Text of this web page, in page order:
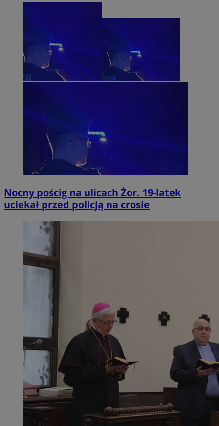
Nocny pościg na ulicach Żor. 19-latek
uciekał przed policją na crosie